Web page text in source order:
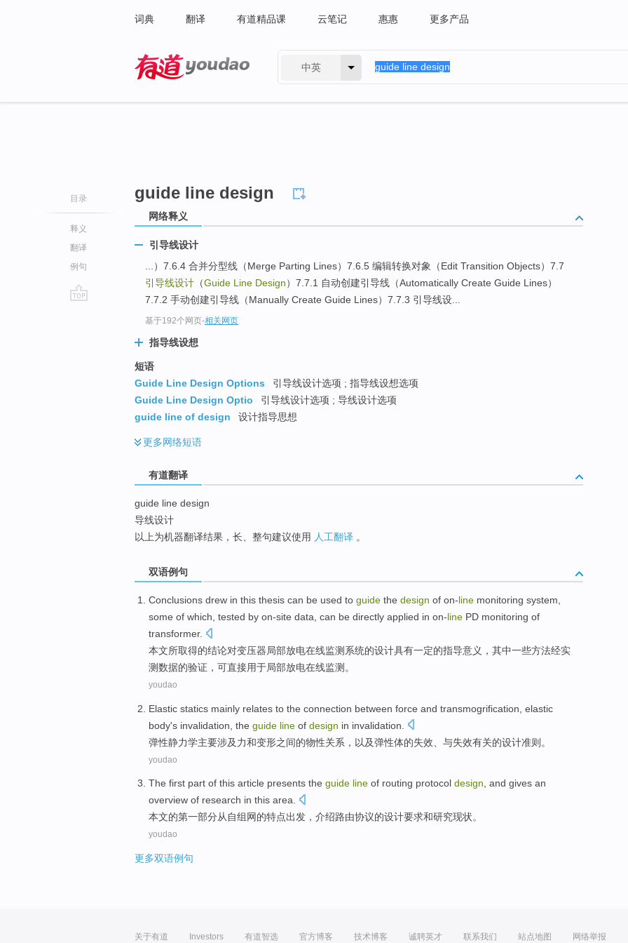
词典 翻译 有道精品课 云笔记 惠惠 更多产品
中英
目录
释义
翻译
例句
guide line design
网络释义
引导线设计
...）7.6.4 合并分型线（Merge Parting Lines）7.6.5 编辑转换对象（Edit Transition Objects）7.7
引导线设计 （Guide Line Design）7.7.1 自动创建引导线（Automatically Create Guide Lines）
7.7.2 手动创建引导线（Manually Create Guide Lines）7.7.3 引导线设...
基于192个网页-相关网页
指导线设想
短语
Guide Line Design Options
引导线设计选项 ; 指导线设想选项
Guide Line Design Optio
引导线设计选项 ; 导线设计选项
guide line of design
设计指导思想
更多网络短语
有道翻译
guide line design
导线设计
以上为机器翻译结果，长、整句建议使用 人工翻译 。
双语例句
Conclusions drew in this thesis can be used to guide the design of on-line monitoring system
some of which tested by on-site data can be directly applied in on-line PD monitoring of
transformer.
本文所取得的结论对变压器局部放电在线监测 系统的设计具有一定的指导意义， 其中一些方法经实
测数据的验证 ， 可直接用于局部放电在线监测。
youdao
Elastic statics mainly relates to the connection between force and transmogrification elastic
body's invalidation , the guide line of design in invalidation.
弹性静力学主要涉及力和变形之间的物性关系，以及弹性体的失效 、与失效有关的设计准则。
youdao
The first part of this article presents the guide line of routing protocol design, and gives an
overview of research in this area.
本文的第一部分从自组网的特点出发， 介绍路由协议的设计要求和研究现状。
youdao
更多双语例句
关于有道 Investors 有道智选 官方博客 技术博客 诚聘英才 联系我们 站点地图 网络举报